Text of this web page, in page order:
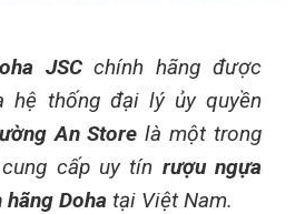
JSCchính hãng được
hệ thống đại lý ủy quyền
An Store là một trong
cấp uy tín rượu ngựa
Doha tại Việt Nam.